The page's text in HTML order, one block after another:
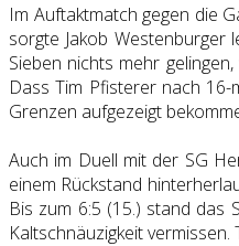
Im Auftaktmatch gegen die
sorgte Jakob
Sieben nichts mehr
Dass Tim Pfisterer nach
Grenzen aufgezeigt
Auch im Duell mit der SG
einem Rückstand
Bis zum 6:5 (15.) stand das
Kaltschnäuzigkeit